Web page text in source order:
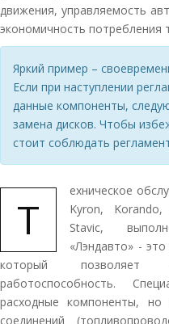
движения, управляемость
экономичность потребления
Яркий пример –
Если при наступлении
данные компоненты,
замена дисков. Чтобы
стоит соблюдать
Т
ехническое
Kyron,
Stavic,
«Лэндавто» -
который позволяет
работоспособность.
расходные компоненты, но
соединений